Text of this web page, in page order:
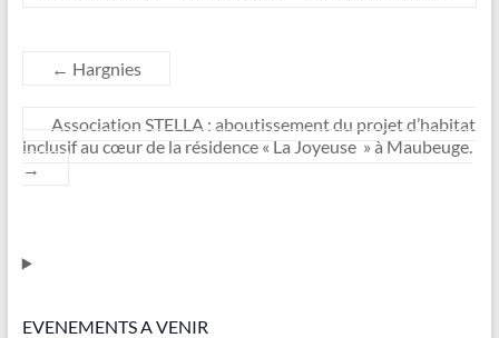
← Hargnies
Association STELLA : aboutissement du projet d’habitat
inclusif au cœur de la résidence « La Joyeuse » à Maubeuge.
→
EVENEMENTS A VENIR